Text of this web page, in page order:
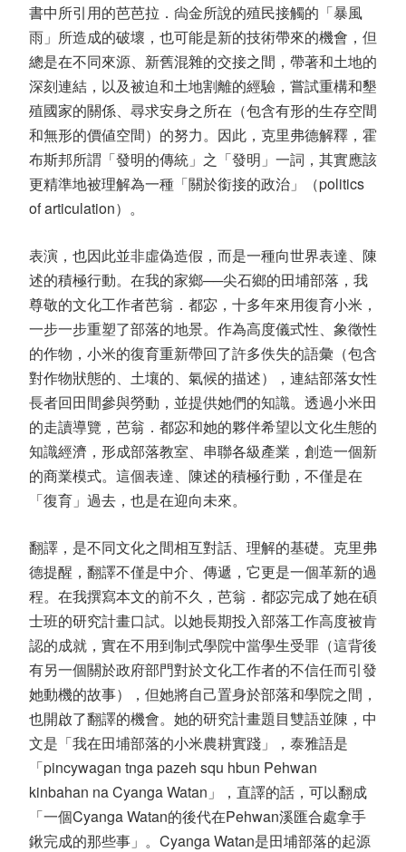
書中所引用的芭芭拉．尙金所說的殖民接觸的「暴風
雨」所造成的破壞，也可能是新的技術帶來的機會，但
總是在不同來源、新舊混雜的交接之間，帶著和土地的
深刻連結，以及被迫和土地割離的經驗，嘗試重構和墾
殖國家的關係、尋求安身之所在（包含有形的生存空間
和無形的價値空間）的努力。因此，克里弗德解釋，霍
布斯邦所謂「發明的傳統」之「發明」一詞，其實應該
更精準地被理解為一種「關於銜接的政治」（politics
of articulation）。
表演，也因此並非虛偽造假，而是一種向世界表達、陳
述的積極行動。在我的家鄉──尖石鄉的田埔部落，我
尊敬的文化工作者芭翁．都宓，十多年來用復育小米，
一步一步重塑了部落的地景。作為高度儀式性、象徵性
的作物，小米的復育重新帶回了許多佚失的語彙（包含
對作物狀態的、土壤的、氣候的描述），連結部落女性
長者回田間參與勞動，並提供她們的知識。透過小米田
的走讀導覽，芭翁．都宓和她的夥伴希望以文化生態的
知識經濟，形成部落教室、串聯各級產業，創造一個新
的商業模式。這個表達、陳述的積極行動，不僅是在
「復育」過去，也是在迎向未來。
翻譯，是不同文化之間相互對話、理解的基礎。克里弗
德提醒，翻譯不僅是中介、傳遞，它更是一個革新的過
程。在我撰寫本文的前不久，芭翁．都宓完成了她在碩
士班的研究計畫口試。以她長期投入部落工作高度被肯
認的成就，實在不用到制式學院中當學生受罪（這背後
有另一個關於政府部門對於文化工作者的不信任而引發
她動機的故事），但她將自己置身於部落和學院之間，
也開啟了翻譯的機會。她的研究計畫題目雙語並陳，中
文是「我在田埔部落的小米農耕實踐」，泰雅語是
「pincywagan tnga pazeh squ hbun Pehwan
kinbahan na Cyanga Watan 」，直譯的話，可以翻成
「一個Cyanga Watan的後代在Pehwan溪匯合處拿手
鍬完成的那些事」。 Cyanga Watan是田埔部落的起源